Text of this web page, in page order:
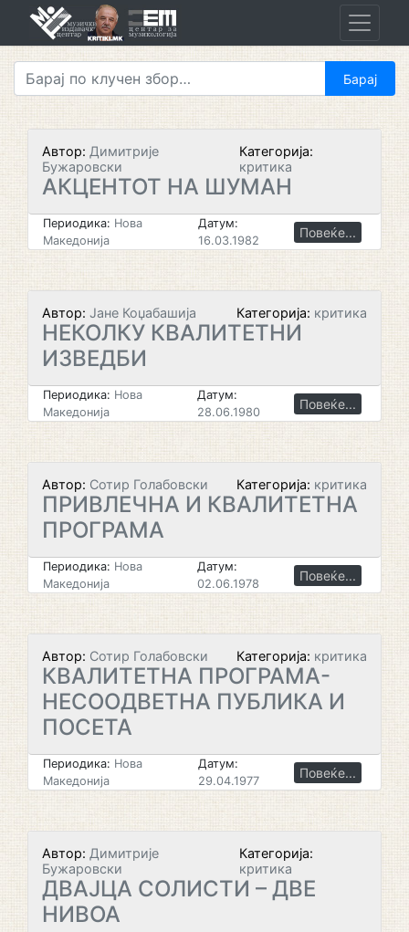
Автор: Димитрије
Бужаровски
Категорија:
критика
АКЦЕНТОТ НА ШУМАН
Периодика: Нова
Македонија
Датум:
16.03.1982
Повеќе...
Автор: Јане Коџабашија Категорија: критика
НЕКОЛКУ КВАЛИТЕТНИ
ИЗВЕДБИ
Периодика: Нова
Македонија
Датум:
28.06.1980
Повеќе...
Автор: Сотир Голабовски Категорија: критика
ПРИВЛЕЧНА И КВАЛИТЕТНА
ПРОГРАМА
Периодика: Нова
Македонија
Датум:
02.06.1978
Повеќе...
Автор: Сотир Голабовски Категорија: критика
КВАЛИТЕТНА ПРОГРАМА-
НЕСООДВЕТНА ПУБЛИКА И
ПОСЕТА
Периодика: Нова
Македонија
Датум:
29.04.1977
Повеќе...
Автор: Димитрије
Бужаровски
Категорија:
критика
ДВАЈЦА СОЛИСТИ – ДВЕ
НИВОА